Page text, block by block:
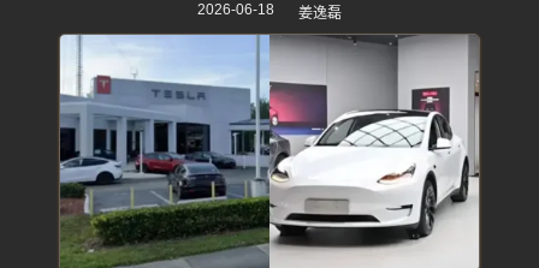
2026-06-18
姜逸磊